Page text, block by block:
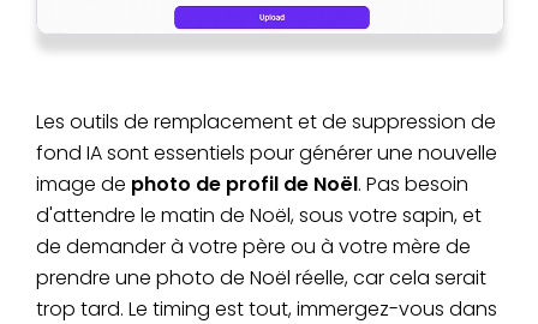
Les outils de remplacement et de suppression de
fond IA sont essentiels pour générer une nouvelle
image de photo de profil de Noël. Pas besoin
d'attendre le matin de Noël, sous votre sapin, et
de demander à votre père ou à votre mère de
prendre une photo de Noël réelle, car cela serait
trop tard. Le timing est tout, immergez-vous dans